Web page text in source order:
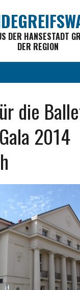
DER HANSESTADT
DER REGION
die
2014